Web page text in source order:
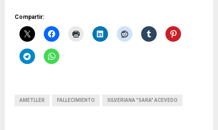
Compartir:
AMETLLER FALLECIMIENTO SILVERIANA "SARA" ACEVEDO